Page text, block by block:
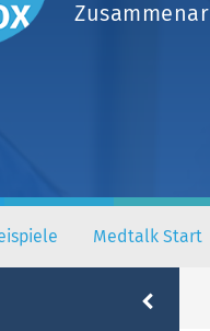
Medtalk Start